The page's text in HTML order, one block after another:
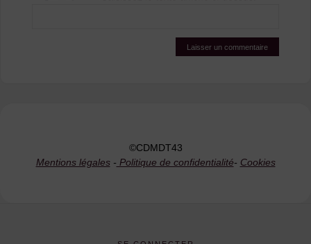
©CDMDT43
Mentions légales- Politique de confidentialité- Cookies